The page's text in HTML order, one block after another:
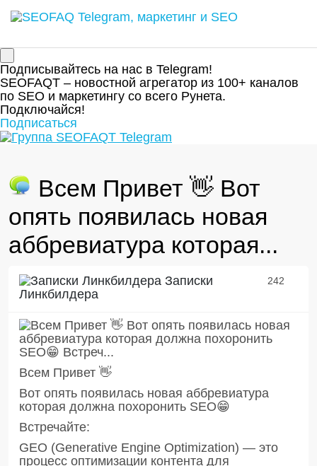
Подписывайтесь на нас в Telegram!
SEOFAQT – новостной агрегатор из 100+ каналов
по SEO и маркетингу со всего Рунета.
Подключайся!
Подписаться
Всем Привет 👋 Вот
опять появилась новая
аббревиатура которая...
Записки
Линкбилдера
242
Всем Привет 👋
Вот опять появилась новая аббревиатура
которая должна похоронить SEO😁
Встречайте:
GEO (Generative Engine Optimization) — это
процесс оптимизации контента для